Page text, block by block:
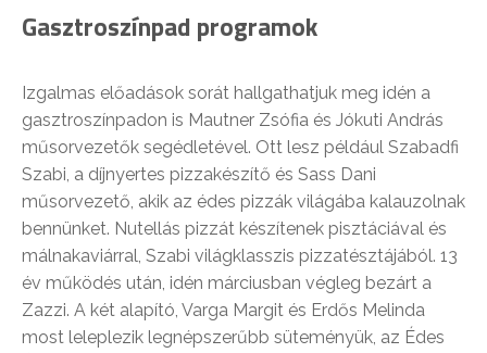
Gasztroszínpad programok
Izgalmas előadások sorát hallgathatjuk meg idén a
gasztroszínpadon is Mautner Zsófia és Jókuti András
műsorvezetők segédletével. Ott lesz például Szabadfi
Szabi, a díjnyertes pizzakészítő és Sass Dani
műsorvezető, akik az édes pizzák világába kalauzolnak
bennünket. Nutellás pizzát készítenek pisztáciával és
málnakaviárral, Szabi világklasszis pizzatésztájából. 13
év működés után, idén márciusban végleg bezárt a
Zazzi. A két alapító, Varga Margit és Erdős Melinda
most leleplezik legnépszerűbb süteményük, az Édes